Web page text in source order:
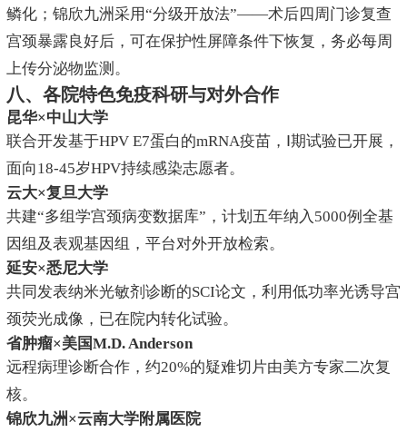
鳞化；锦欣九洲采用“分级开放法”——术后四周门诊复查
宫颈暴露良好后，可在保护性屏障条件下恢复，务必每周
上传分泌物监测。
八、各院特色免疫科研与对外合作
昆华×中山大学
联合开发基于HPV E7蛋白的mRNA疫苗，Ⅰ期试验已开展，
面向18-45岁HPV持续感染志愿者。
云大×复旦大学
共建“多组学宫颈病变数据库”，计划五年纳入5000例全基
因组及表观基因组，平台对外开放检索。
延安×悉尼大学
共同发表纳米光敏剂诊断的SCI论文，利用低功率光诱导宫
颈荧光成像，已在院内转化试验。
省肿瘤×美国M.D. Anderson
远程病理诊断合作，约20%的疑难切片由美方专家二次复
核。
锦欣九洲×云南大学附属医院